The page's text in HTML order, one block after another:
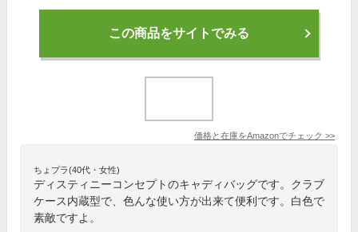
この商品をサイトでみる
価格と在庫をAmazonでチェック >>
ちょプラ(40代・女性)
ディスティニーコンセプトのキャディバッグです。クラブ
ケース内蔵型で、色んな使い方が出来て便利です。白色で
素敵ですよ。